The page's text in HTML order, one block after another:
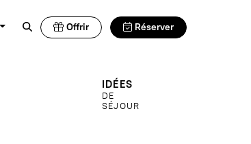
Offrir Réserver
IDÉES
DE
SÉJOUR